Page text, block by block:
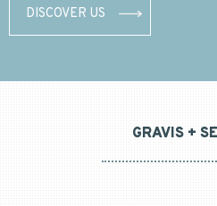
DISCOVER US
GRAVIS +